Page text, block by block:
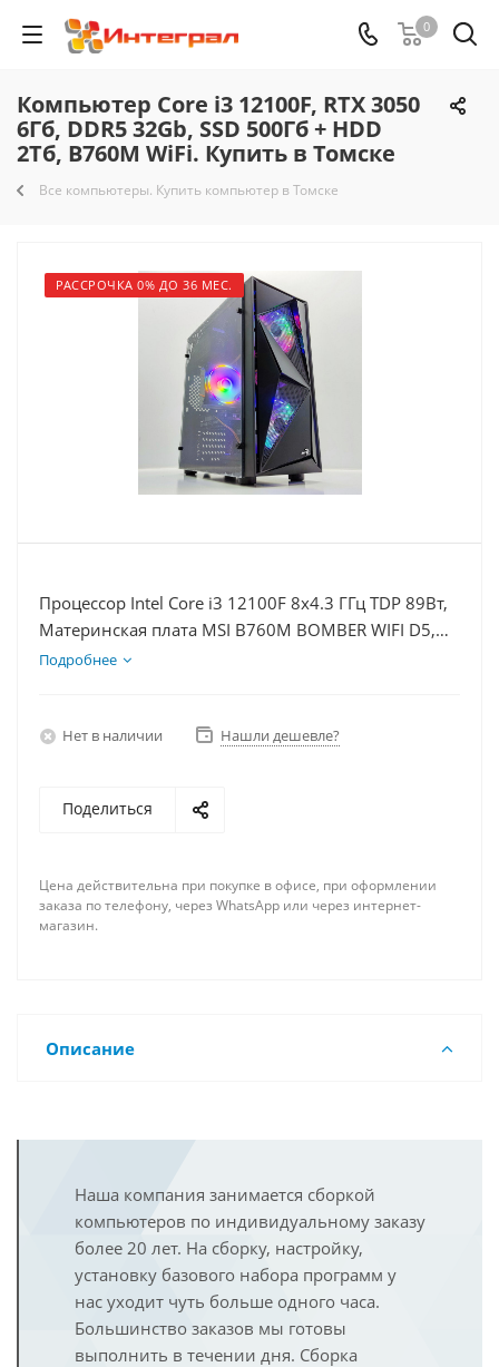
0
Компьютер Core i3 12100F, RTX 3050
6Гб, DDR5 32Gb, SSD 500Гб + HDD
2Тб, B760M WiFi. Купить в Томске
Все компьютеры. Купить компьютер в Томске
РАССРОЧКА 0% ДО 36 МЕС.
Процессор Intel Core i3 12100F 8x4.3 ГГц TDP 89Вт,
Материнская плата MSI B760M BOMBER WIFI D5,
Видеокарта RTX 3050 6Гб, Память DDR5 32Gb,
Подробнее
Нет в наличии Нашли дешевле?
Поделиться
Цена действительна при покупке в офисе, при оформлении
заказа по телефону, через WhatsApp или через интернет-
магазин.
Описание
Наша компания занимается сборкой
компьютеров по индивидуальному заказу
более 20 лет. На сборку, настройку,
установку базового набора программ у
нас уходит чуть больше одного часа.
Большинство заказов мы готовы
выполнить в течении дня. Сборка